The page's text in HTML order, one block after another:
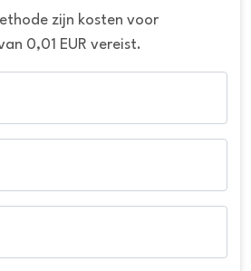
zijn kosten voor
0,01 EUR vereist.